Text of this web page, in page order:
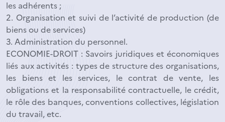
les adhérents ;
2. Organisation et suivi de l’activité de production (de
biens ou de services)
3. Administration du personnel.
ECONOMIE-DROIT : Savoirs juridiques et économiques
liés aux activités : types de structure des organisations,
les biens et les services, le contrat de vente, les
obligations et la responsabilité contractuelle, le crédit,
le rôle des banques, conventions collectives, législation
du travail, etc.